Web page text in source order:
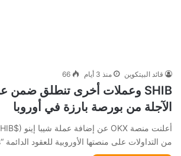
قائد البيتكوين منذ 3 أيام 66
الآجلة من بورصة بارزة في أوروبا
من التداولات على منصتها الأوروبية للعقود الدائمة “X-Perps”،…